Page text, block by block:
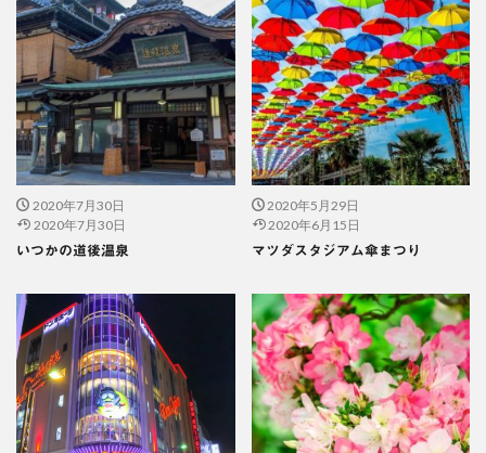
2020年7月30日
2020年7月30日
いつかの道後温泉
2020年5月29日
2020年6月15日
マツダスタジアム傘まつり